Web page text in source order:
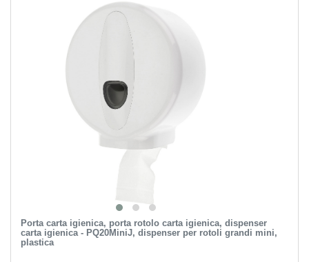
Porta carta igienica, porta rotolo carta igienica, dispenser
carta igienica - PQ20MiniJ, dispenser per rotoli grandi mini,
plastica